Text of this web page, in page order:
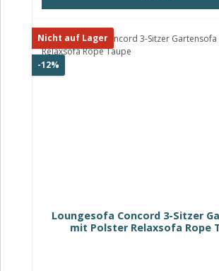
Nicht auf Lager
-12%
Loungesofa Concord 3-Sitzer
mit Polster Relaxsofa Rope